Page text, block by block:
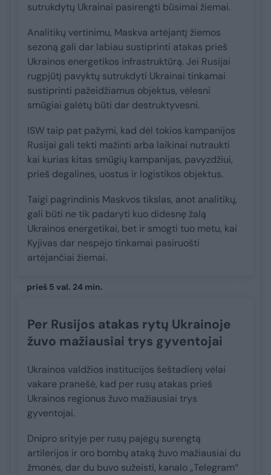
sutrukdytų Ukrainai pasirengti būsimai žiemai.
Analitikų vertinimu, Maskva artėjantį žiemos
sezoną gali dar labiau sustiprinti atakas prieš
Ukrainos energetikos infrastruktūrą. Jei Rusijai
rugpjūtį pavyktų sutrukdyti Ukrainai tinkamai
sustiprinti pažeidžiamus objektus, vėlesni
smūgiai galėtų būti dar destruktyvesni.
ISW taip pat pažymi, kad dėl tokios kampanijos
Rusijai gali tekti mažinti arba laikinai nutraukti
kai kurias kitas smūgių kampanijas, pavyzdžiui,
prieš degalines, uostus ir logistikos objektus.
Taigi pagrindinis Maskvos tikslas, anot analitikų,
gali būti ne tik padaryti kuo didesnę žalą
Ukrainos energetikai, bet ir smogti tuo metu, kai
Kyjivas dar nespėjo tinkamai pasiruošti
artėjančiai žiemai.
prieš 5 val. 24 min.
Per Rusijos atakas rytų Ukrainoje
žuvo mažiausiai trys gyventojai
Ukrainos valdžios institucijos šeštadienį vėlai
vakare pranešė, kad per rusų atakas prieš
Ukrainos regionus žuvo mažiausiai trys
gyventojai.
Dnipro srityje per rusų pajėgų surengtą
artilerijos ir oro bombų ataką žuvo mažiausiai du
žmonės, dar du buvo sužeisti, kanalo „Telegram“